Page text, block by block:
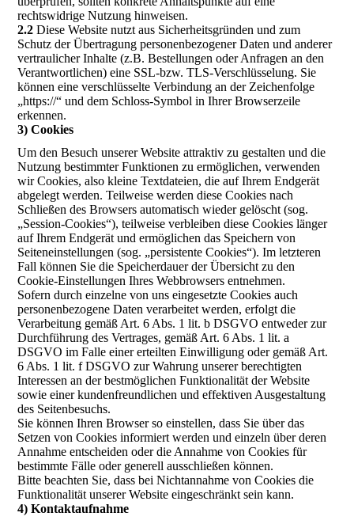
rechtswidrige Nutzung hinweisen.
2.2 Diese Website nutzt aus Sicherheitsgründen und zum
Schutz der Übertragung personenbezogener Daten und anderer
vertraulicher Inhalte (z.B. Bestellungen oder Anfragen an den
Verantwortlichen) eine SSL-bzw. TLS-Verschlüsselung. Sie
können eine verschlüsselte Verbindung an der Zeichenfolge
„https://“ und dem Schloss-Symbol in Ihrer Browserzeile
erkennen.
3) Cookies
Um den Besuch unserer Website attraktiv zu gestalten und die
Nutzung bestimmter Funktionen zu ermöglichen, verwenden
wir Cookies, also kleine Textdateien, die auf Ihrem Endgerät
abgelegt werden. Teilweise werden diese Cookies nach
Schließen des Browsers automatisch wieder gelöscht (sog.
„Session-Cookies“), teilweise verbleiben diese Cookies länger
auf Ihrem Endgerät und ermöglichen das Speichern von
Seiteneinstellungen (sog. „persistente Cookies“). Im letzteren
Fall können Sie die Speicherdauer der Übersicht zu den
Cookie-Einstellungen Ihres Webbrowsers entnehmen.
Sofern durch einzelne von uns eingesetzte Cookies auch
personenbezogene Daten verarbeitet werden, erfolgt die
Verarbeitung gemäß Art. 6 Abs. 1 lit. b DSGVO entweder zur
Durchführung des Vertrages, gemäß Art. 6 Abs. 1 lit. a
DSGVO im Falle einer erteilten Einwilligung oder gemäß Art.
6 Abs. 1 lit. f DSGVO zur Wahrung unserer berechtigten
Interessen an der bestmöglichen Funktionalität der Website
sowie einer kundenfreundlichen und effektiven Ausgestaltung
des Seitenbesuchs.
Sie können Ihren Browser so einstellen, dass Sie über das
Setzen von Cookies informiert werden und einzeln über deren
Annahme entscheiden oder die Annahme von Cookies für
bestimmte Fälle oder generell ausschließen können.
Bitte beachten Sie, dass bei Nichtannahme von Cookies die
Funktionalität unserer Website eingeschränkt sein kann.
4) Kontaktaufnahme